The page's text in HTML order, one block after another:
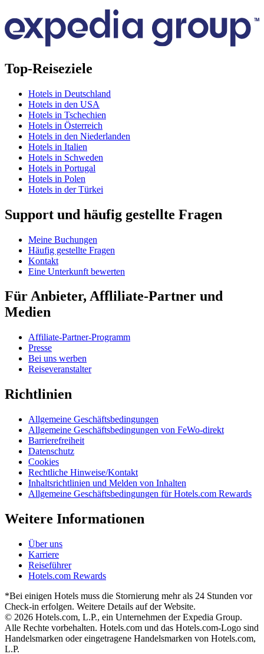
Top-Reiseziele
Hotels in Deutschland
Hotels in den USA
Hotels in Tschechien
Hotels in Österreich
Hotels in den Niederlanden
Hotels in Italien
Hotels in Schweden
Hotels in Portugal
Hotels in Polen
Hotels in der Türkei
Support und häufig gestellte Fragen
Meine Buchungen
Häufig gestellte Fragen
Kontakt
Eine Unterkunft bewerten
Für Anbieter, Affliliate-Partner und
Medien
Affiliate-Partner-Programm
Presse
Bei uns werben
Reiseveranstalter
Richtlinien
Allgemeine Geschäftsbedingungen
Allgemeine Geschäftsbedingungen von FeWo-direkt
Barrierefreiheit
Datenschutz
Cookies
Rechtliche Hinweise/Kontakt
Inhaltsrichtlinien und Melden von Inhalten
Allgemeine Geschäftsbedingungen für Hotels.com Rewards
Weitere Informationen
Über uns
Karriere
Reiseführer
Hotels.com Rewards
*Bei einigen Hotels muss die Stornierung mehr als 24 Stunden vor
Check-in erfolgen. Weitere Details auf der Website.
© 2026 Hotels.com, L.P., ein Unternehmen der Expedia Group.
Alle Rechte vorbehalten. Hotels.com und das Hotels.com-Logo sind
Handelsmarken oder eingetragene Handelsmarken von Hotels.com,
L.P.